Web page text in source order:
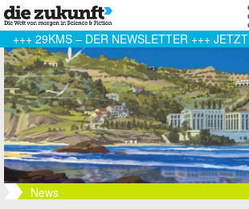
+++ 29KMS – DER NEWSLETTER +++
News